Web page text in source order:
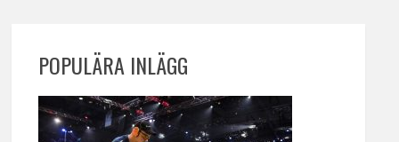
POPULÄRA INLÄGG